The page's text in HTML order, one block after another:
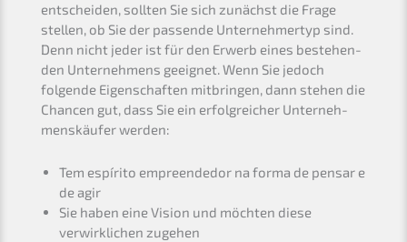
entschei­den, sollten Sie sich zunächst die Frage
stellen, ob Sie der passen­de Unter­neh­mer­typ sind.
Denn nicht jeder ist für den Erwerb eines bestehen­
den Unter­neh­mens geeig­net. Wenn Sie jedoch
folgen­de Eigen­schaf­ten mitbrin­gen, dann stehen die
Chancen gut, dass Sie ein erfolg­rei­cher Unter­neh­
mens­käu­fer werden:
Tem espíri­to empreen­de­dor na forma de pensar e
de agir
Sie haben eine Vision und möchten diese
verwirk­li­chen zugehen